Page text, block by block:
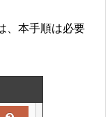
、本手順は必要